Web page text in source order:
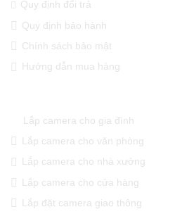
Quy định đổi trả
Quy định bảo hành
Chính sách bảo mật
Hướng dẫn mua hàng
Lắp camera cho gia đình
Lắp camera cho văn phòng
Lắp camera cho nhà xưởng
Lắp camera cho cửa hàng
Lắp đặt camera giao thông